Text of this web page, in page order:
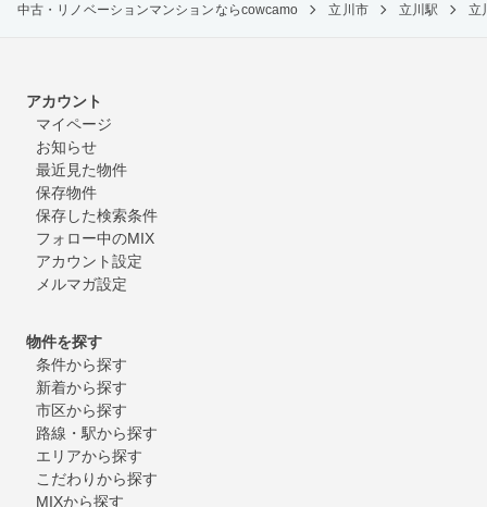
中古・リノベーションマンションならcowcamo 立川市 立川駅 立
アカウント
マイページ
お知らせ
最近見た物件
保存物件
保存した検索条件
フォロー中のMIX
アカウント設定
メルマガ設定
物件を探す
条件から探す
新着から探す
市区から探す
路線・駅から探す
エリアから探す
こだわりから探す
MIXから探す